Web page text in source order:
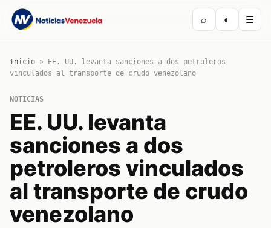
⌕ ◐ ☰
Inicio »
EE. UU. levanta sanciones a dos petroleros
vinculados al transporte de crudo venezolano
NOTICIAS
EE. UU. levanta
sanciones a dos
petroleros vinculados
al transporte de crudo
venezolano